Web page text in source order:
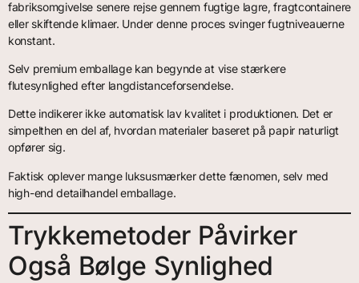
fabriksomgivelse senere rejse gennem fugtige lagre, fragtcontainere
eller skiftende klimaer. Under denne proces svinger fugtniveauerne
konstant.
Selv premium emballage kan begynde at vise stærkere
flutesynlighed efter langdistanceforsendelse.
Dette indikerer ikke automatisk lav kvalitet i produktionen. Det er
simpelthen en del af, hvordan materialer baseret på papir naturligt
opfører sig.
Faktisk oplever mange luksusmærker dette fænomen, selv med
high-end detailhandel emballage.
Trykkemetoder Påvirker
Også Bølge Synlighed